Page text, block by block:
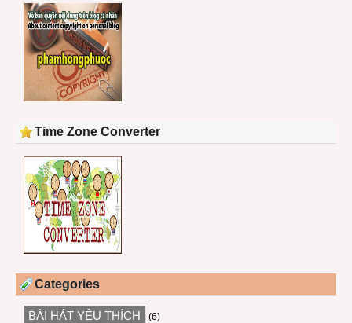
Time Zone Converter
Categories
BÀI HÁT YÊU THÍCH (6)